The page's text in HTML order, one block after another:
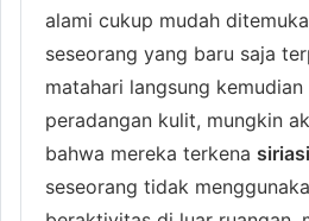
alami cukup mudah
seseorang yang baru saja
matahari langsung kemudian
peradangan kulit, mungkin
bahwa mereka terkena
seseorang tidak